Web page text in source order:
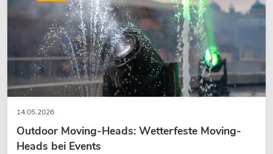
14.05.2026
Outdoor Moving-Heads: Wetterfeste Moving-
Heads bei Events